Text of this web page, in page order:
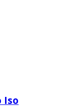
Iso